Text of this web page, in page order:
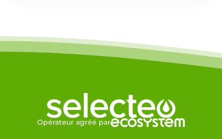
Opérateur agréé par